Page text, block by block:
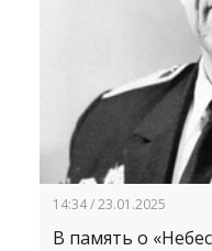
14:34 / 23.01.2025
В память о